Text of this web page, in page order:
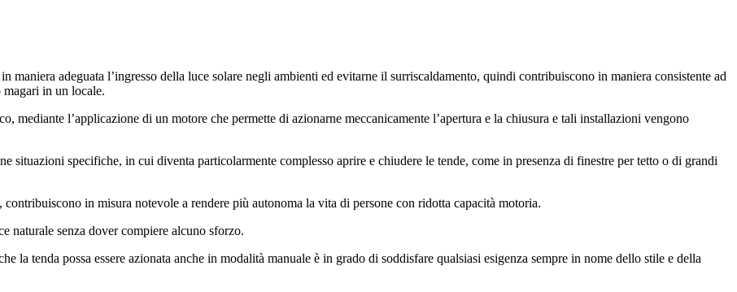
maniera adeguata l’ingresso della luce solare negli ambienti ed evitarne il surriscaldamento, quindi contribuiscono in maniera consistente ad
magari in un locale.
mediante l’applicazione di un motore che permette di azionarne meccanicamente l’apertura e la chiusura e tali installazioni vengono
situazioni specifiche, in cui diventa particolarmente complesso aprire e chiudere le tende, come in presenza di finestre per tetto o di grandi
in misura notevole a rendere più autonoma la vita di persone con ridotta capacità motoria.
naturale senza dover compiere alcuno sforzo.
la tenda possa essere azionata anche in modalità manuale è in grado di soddisfare qualsiasi esigenza sempre in nome dello stile e della